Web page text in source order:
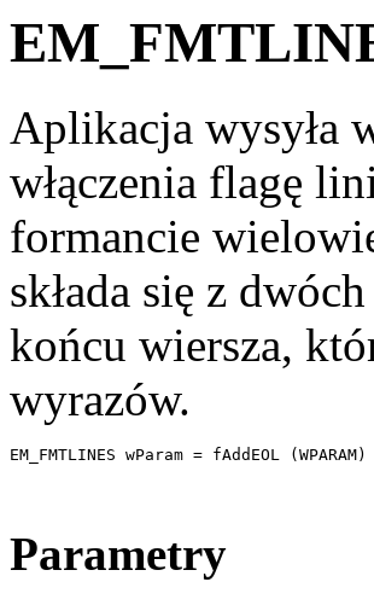
Aplikacja wysyła
włączenia flagę
formancie
składa się z
końcu wiersza,
wyrazów.
EM_FMTLINES wParam =
Parametry